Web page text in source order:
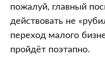
порог
по
НДС
будут
пожалуй, главный
действовать не
переход малого
пройдёт поэтапно.